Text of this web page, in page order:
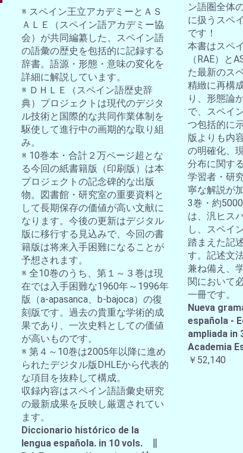
※ スペイン王立アカデミーとＡＳ
ＡＬＥ（スペイン語アカデミー協
会）が共同編纂した、スペイン語
の語彙の歴史を包括的に記録する
辞書。語源・形態・意味の変化を
詳細に解説しています。
※ ＤＨＬＥ（スペイン語歴史辞
典）プロジェクトは現代のデジタ
ル技術と国際的な共同作業体制を
駆使して進行中の画期的な取り組
み。
※ 10巻本・合計２万ページ超とな
る今回の紙書籍版（印刷版）は本
プロジェクトの記念碑的な出版
物。図書館・研究室の重要資料と
して長期保存の価値が高い文献に
なります。今後の更新はデジタル
版に移行する見込みで、今回の書
籍版は将来入手困難になることが
予想されます。
※ 全10巻のうち、第１～３巻は現
在では入手困難な1960年～1996年
版（a-apasanca、b-bajoca）の復
刻版です。過去の貴重な学術的成
果であり、一次史料としての価値
が高いものです。
※ 第４～10巻は2005年以降に進め
られたデジタル版DHLEから代表的
な項目を抜粋して構成。
収録内容はスペイン語語彙史研究
の最新成果を反映し厳選されてい
ます。
Diccionario histórico de la
lengua española. in 10 vols. ∥
ン語圏全体
に扱うスペ
です！
本書はスペ
（RAE）と
た最新のス
精緻に再構
り、形態論
で、スペイ
つ包括的に
版よりも内
の明確化、
分布に関す
学習者・研
寧な解説が
3巻・約
は、汎ヒス
し、スペイ
踏まえた記
す。記述文
兼ね備え、
関において
一冊です。
Nueva
española -
ampliada
Academia
￥52,140